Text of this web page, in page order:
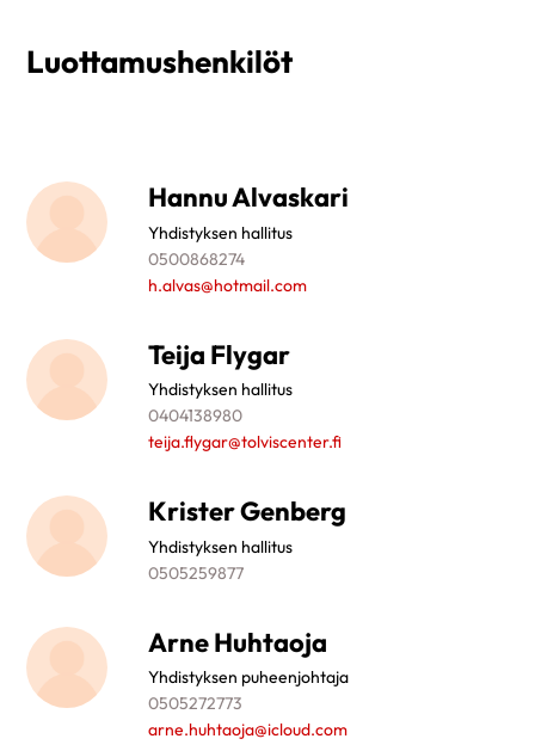
Luottamushenkilöt
Hannu Alvaskari
Yhdistyksen hallitus
0500868274
h.alvas@hotmail.com
Teija Flygar
Yhdistyksen hallitus
0404138980
teija.flygar@tolviscenter.fi
Krister Genberg
Yhdistyksen hallitus
0505259877
Arne Huhtaoja
Yhdistyksen puheenjohtaja
0505272773
arne.huhtaoja@icloud.com